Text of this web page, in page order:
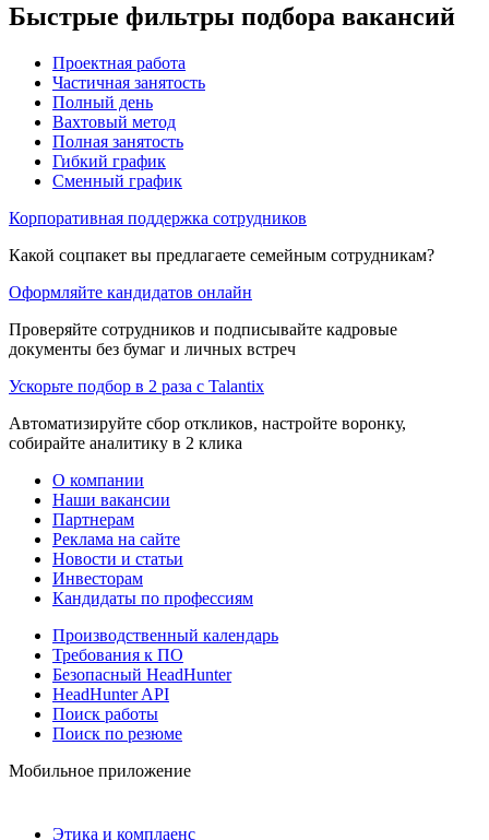
Быстрые фильтры подбора вакансий
Проектная работа
Частичная занятость
Полный день
Вахтовый метод
Полная занятость
Гибкий график
Сменный график
Корпоративная поддержка сотрудников
Какой соцпакет вы предлагаете семейным сотрудникам?
Оформляйте кандидатов онлайн
Проверяйте сотрудников и подписывайте кадровые
документы без бумаг и личных встреч
Ускорьте подбор в 2 раза с Talantix
Автоматизируйте сбор откликов, настройте воронку,
собирайте аналитику в 2 клика
О компании
Наши вакансии
Партнерам
Реклама на сайте
Новости и статьи
Инвесторам
Кандидаты по профессиям
Производственный календарь
Требования к ПО
Безопасный HeadHunter
HeadHunter API
Поиск работы
Поиск по резюме
Мобильное приложение
Этика и комплаенс